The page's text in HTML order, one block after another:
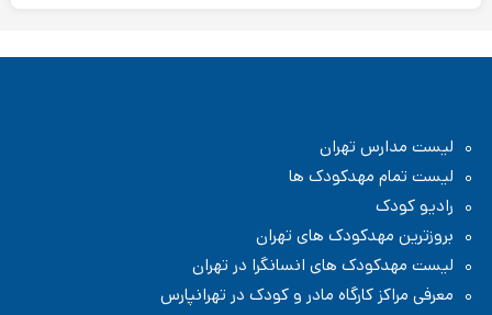
مدرسه پسرانه بادبادک - دبستان ابتدایی
لیست مدارس تهران
لیست تمام مهدکودک ها
رادیو کودک
بروزترین مهدکودک های تهران
لیست مهدکودک های انسانگرا در تهران
معرفی مراکز کارگاه مادر و کودک در تهرانپارس